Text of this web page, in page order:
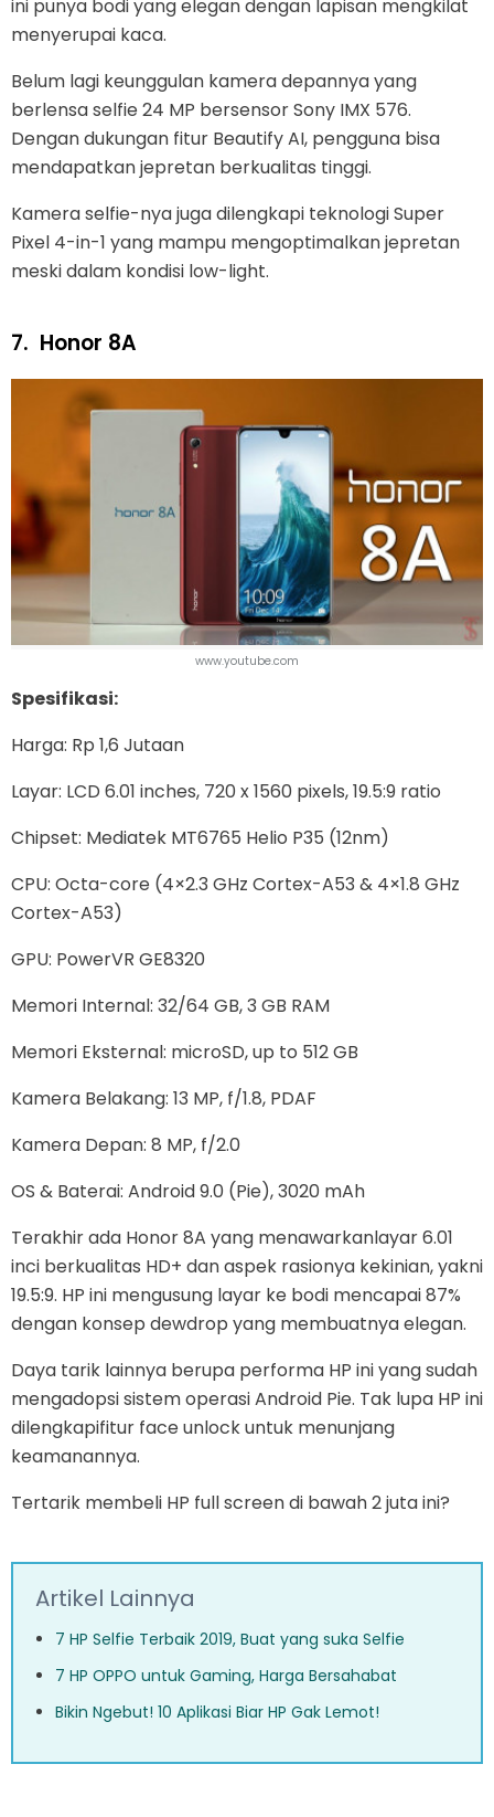
ini punya bodi yang elegan dengan lapisan mengkilat
menyerupai kaca.
Belum lagi keunggulan kamera depannya yang
berlensa selfie 24 MP bersensor Sony IMX 576.
Dengan dukungan fitur Beautify AI, pengguna bisa
mendapatkan jepretan berkualitas tinggi.
Kamera selfie-nya juga dilengkapi teknologi Super
Pixel 4-in-1 yang mampu mengoptimalkan jepretan
meski dalam kondisi low-light.
7. Honor 8A
www.youtube.com
Spesifikasi:
Harga: Rp 1,6 Jutaan
Layar: LCD 6.01 inches, 720 x 1560 pixels, 19.5:9 ratio
Chipset: Mediatek MT6765 Helio P35 (12nm)
CPU: Octa-core (4×2.3 GHz Cortex-A53 & 4×1.8 GHz
Cortex-A53)
GPU: PowerVR GE8320
Memori Internal: 32/64 GB, 3 GB RAM
Memori Eksternal: microSD, up to 512 GB
Kamera Belakang: 13 MP, f/1.8, PDAF
Kamera Depan: 8 MP, f/2.0
OS & Baterai: Android 9.0 (Pie), 3020 mAh
Terakhir ada Honor 8A yang menawarkanlayar 6.01
inci berkualitas HD+ dan aspek rasionya kekinian, yakni
19.5:9. HP ini mengusung layar ke bodi mencapai 87%
dengan konsep dewdrop yang membuatnya elegan.
Daya tarik lainnya berupa performa HP ini yang sudah
mengadopsi sistem operasi Android Pie. Tak lupa HP ini
dilengkapifitur face unlock untuk menunjang
keamanannya.
Tertarik membeli HP full screen di bawah 2 juta ini?
Artikel Lainnya
7 HP Selfie Terbaik 2019, Buat yang suka Selfie
7 HP OPPO untuk Gaming, Harga Bersahabat
Bikin Ngebut! 10 Aplikasi Biar HP Gak Lemot!